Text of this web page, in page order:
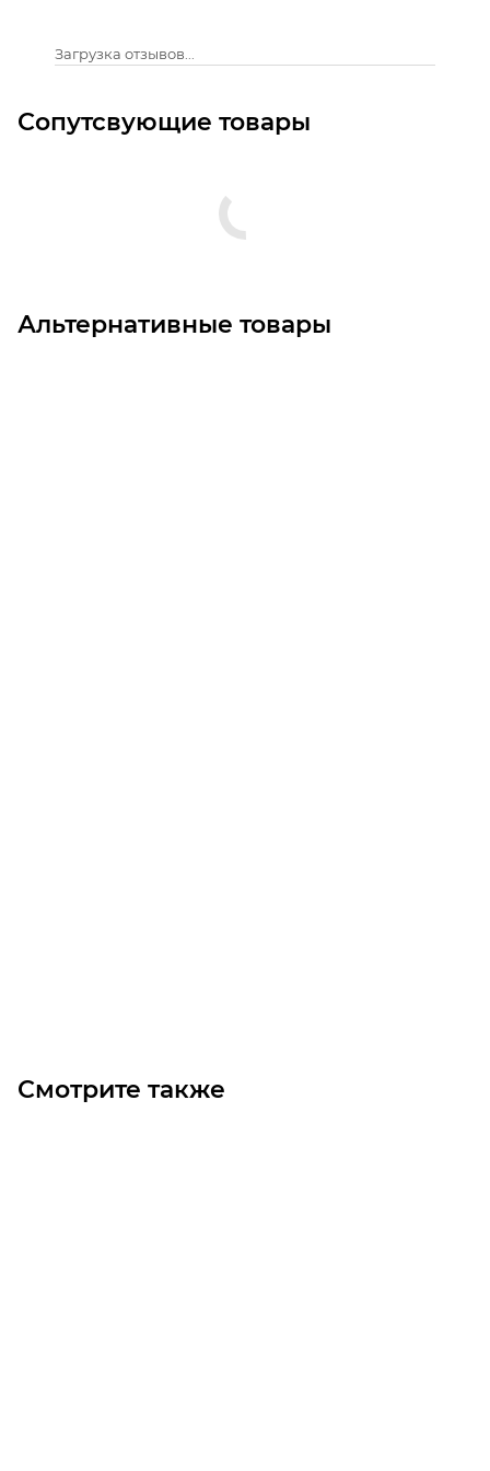
Загрузка отзывов...
Сопутсвующие товары
Альтернативные товары
Смотрите также